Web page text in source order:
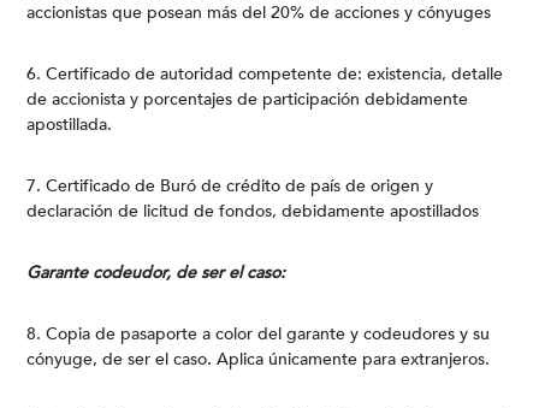
accionistas que posean más del 20% de acciones y cónyuges
6. Certificado de autoridad competente de: existencia, detalle
de accionista y porcentajes de participación debidamente
apostillada.
7. Certificado de Buró de crédito de país de origen y
declaración de licitud de fondos, debidamente apostillados
Garante codeudor, de ser el caso:
8. Copia de pasaporte a color del garante y codeudores y su
cónyuge, de ser el caso. Aplica únicamente para extranjeros.